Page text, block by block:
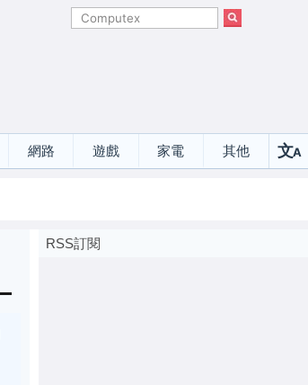
網路 遊戲 家電 其他 文A
RSS訂閱